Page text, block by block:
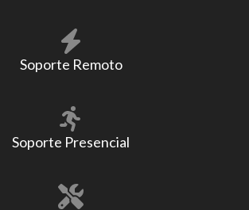
Soporte Remoto
Soporte Presencial